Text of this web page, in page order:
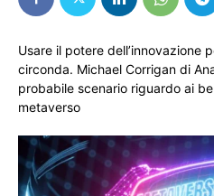
Usare il potere dell’innovazione
circonda. Michael Corrigan di
probabile scenario riguardo ai
metaverso